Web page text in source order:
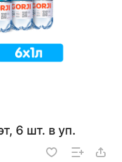
6 шт. в уп.